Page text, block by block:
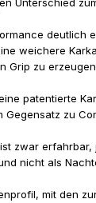
Unterschied
deutlich
weichere
Grip zu
patentierte
Gegensatz zu
zwar erfahrbar,
nicht als
mit den